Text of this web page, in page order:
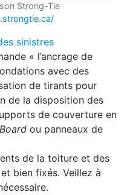
Strong-Tie
sinistres
« l’ancrage de
avec des
de tirants pour
de la disposition des
de couverture en
ou panneaux de
de la toiture et des
bien fixés. Veillez à